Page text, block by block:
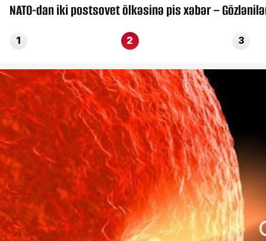
NATO-dan iki postsovet ölkəsinə pis xəbər –
1 2 3